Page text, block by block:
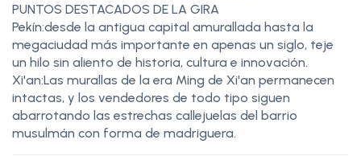
PUNTOS DESTACADOS DE LA GIRA
Pekín:desde la antigua capital amurallada hasta la
megaciudad más importante en apenas un siglo, teje
un hilo sin aliento de historia, cultura e innovación.
Xi'an:Las murallas de la era Ming de Xi'an permanecen
intactas, y los vendedores de todo tipo siguen
abarrotando las estrechas callejuelas del barrio
musulmán con forma de madriguera.